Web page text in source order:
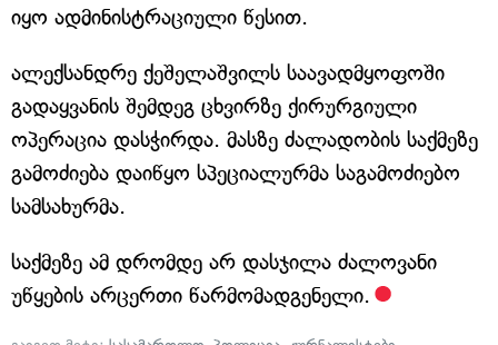
იყო ადმინისტრაციული წესით.
ალექსანდრე ქეშელაშვილს საავადმყოფოში
გადაყვანის შემდეგ ცხვირზე ქირურგიული
ოპერაცია დასჭირდა. მასზე ძალადობის საქმეზე
გამოძიება დაიწყო სპეციალურმა საგამოძიებო
სამსახურმა.
საქმეზე ამ დრომდე არ დასჯილა ძალოვანი
უწყების არცერთი წარმომადგენელი.